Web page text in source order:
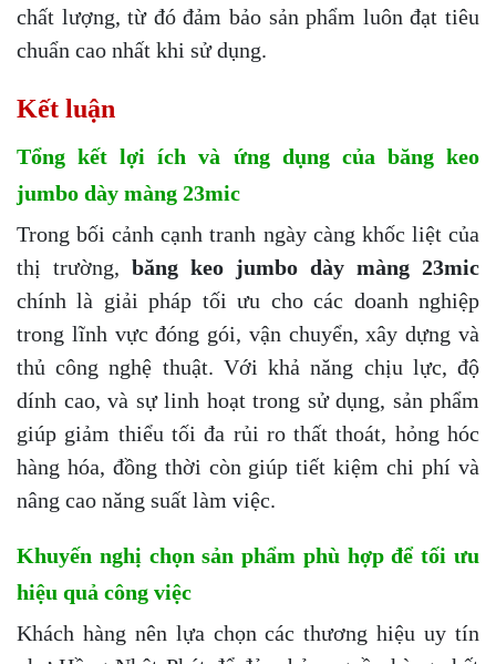
chất lượng, từ đó đảm bảo sản phẩm luôn đạt tiêu
chuẩn cao nhất khi sử dụng.
Kết luận
Tổng kết lợi ích và ứng dụng của băng keo
jumbo dày màng 23mic
Trong bối cảnh cạnh tranh ngày càng khốc liệt của
thị trường, băng keo jumbo dày màng 23mic
chính là giải pháp tối ưu cho các doanh nghiệp
trong lĩnh vực đóng gói, vận chuyển, xây dựng và
thủ công nghệ thuật. Với khả năng chịu lực, độ
dính cao, và sự linh hoạt trong sử dụng, sản phẩm
giúp giảm thiểu tối đa rủi ro thất thoát, hỏng hóc
hàng hóa, đồng thời còn giúp tiết kiệm chi phí và
nâng cao năng suất làm việc.
Khuyến nghị chọn sản phẩm phù hợp để tối ưu
hiệu quả công việc
Khách hàng nên lựa chọn các thương hiệu uy tín